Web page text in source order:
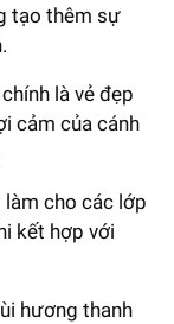
tạo thêm sự
là vẻ đẹp
cảm của cánh
làm cho các lớp
kết hợp với
hương thanh